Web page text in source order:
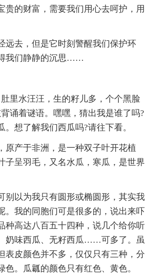
贵的财富，需要我们用心去呵护，用
远去，但是它时刻警醒我们保护环
我们静静的沉思……
里水汪汪，生的籽儿多，个个黑脸
诵着谜语。嘿嘿，猜出我是谁了吗?
。想了解我们西瓜吗?请往下看。
原产于非洲，是一种双子叶开花植
子呈羽毛，又名水瓜，寒瓜，是世界
别以为我只有圆形或椭圆形，其实我
。我的同胞们可是很多的，说出来吓
种高达八百五十四种，说几个给你听
奶味西瓜、无籽西瓜……可多了。虽
表皮颜色并不多，仅仅只有三种，分
色。瓜瓤的颜色只有红色、黄色。